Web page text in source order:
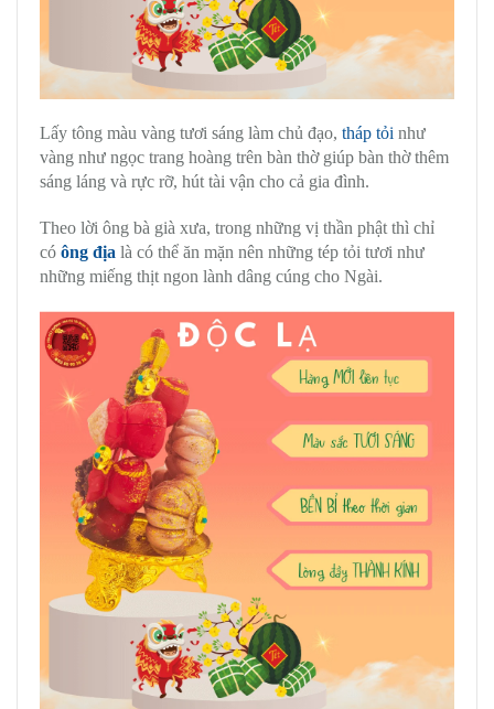
Lấy tông màu vàng tươi sáng làm chủ đạo, tháp tỏi như
vàng như ngọc trang hoàng trên bàn thờ giúp bàn thờ thêm
sáng láng và rực rỡ, hút tài vận cho cả gia đình.
Theo lời ông bà già xưa, trong những vị thần phật thì chỉ
có ông địa là có thể ăn mặn nên những tép tỏi tươi như
những miếng thịt ngon lành dâng cúng cho Ngài.